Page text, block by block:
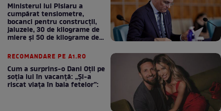
Ministerul lui Pîslaru a
cumpărat tensiometre,
bocanci pentru construcții,
jaluzele, 30 de kilograme de
miere și 50 de kilograme de
RECOMANDARE PE A1.RO
Cum a surprins-o Dani Oțil pe
soția lui în vacanță: „Și-a
riscat viața în baia fetelor”: